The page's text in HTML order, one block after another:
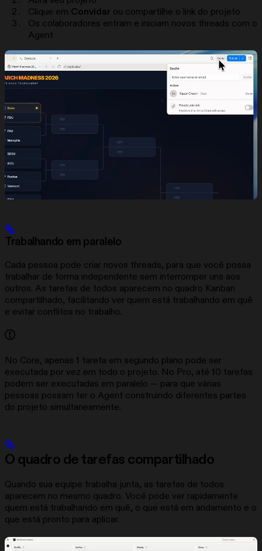
Clique em Convidar ou compartilhe o link do projeto
Os colaboradores entram e iniciam novos threads com o
Agent
Trabalhando em paralelo
Cada pessoa pode criar novos threads, para que você possa
trabalhar de forma independente sem interromper uns aos
outros. As tarefas de todos aparecem no quadro Kanban
compartilhado, facilitando ver quem está trabalhando em quê
e evitar conflitos no trabalho.
No Core, apenas 1 tarefa em segundo plano pode ser
executada por vez em todo o projeto. No Pro, até 10 tarefas
podem ser executadas em paralelo — para que várias
pessoas possam ter o Agent construindo diferentes partes
do projeto simultaneamente.
O quadro de tarefas compartilhado
Quando sua equipe trabalha junta, as tarefas de todos
aparecem no mesmo quadro. Você pode ver rapidamente
quem está trabalhando em quê, o que está em andamento e o
que está pronto para aplicar.